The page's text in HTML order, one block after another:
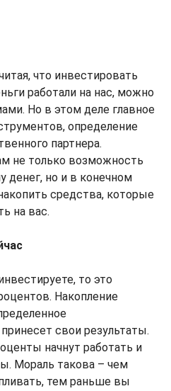
что инвестировать
работали на нас, можно
Но в этом деле главное
определение
партнера.
не только возможность
денег, но и в конечном
средства, которые
на вас.
то это
Накопление
свои результаты.
начнут работать и
Мораль такова – чем
тем раньше вы